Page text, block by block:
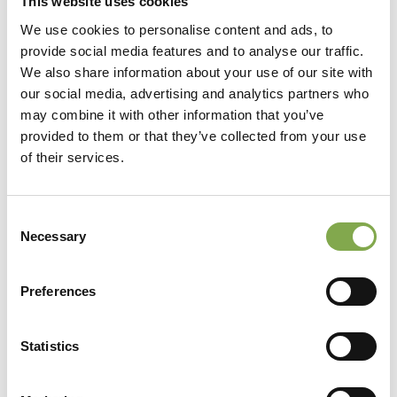
We use cookies to personalise content and ads, to
provide social media features and to analyse our traffic.
We also share information about your use of our site with
our social media, advertising and analytics partners who
may combine it with other information that you’ve
provided to them or that they’ve collected from your use
of their services.
Selection
Necessary
Preferences
Statistics
Per incrementare la produzione
di fiori utilizareconcime ricco
di potassio, da distribuire una
volta a settimana fino al
Pacciamatura
In autunno, per le specie rustiche coltivate in
piena terra, distribuire sopra l’area radicale una